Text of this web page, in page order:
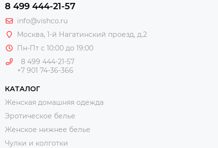
8 499 444-21-57
info@vishco.ru
Москва, 1-й Нагатинский проезд, д.2
Пн-Пт с 10:00 до 19:00
8 499 444-21-57
+7 901 74-36-366
КАТАЛОГ
Женская домашняя одежда
Эротическое белье
Женское нижнее белье
Чулки и колготки